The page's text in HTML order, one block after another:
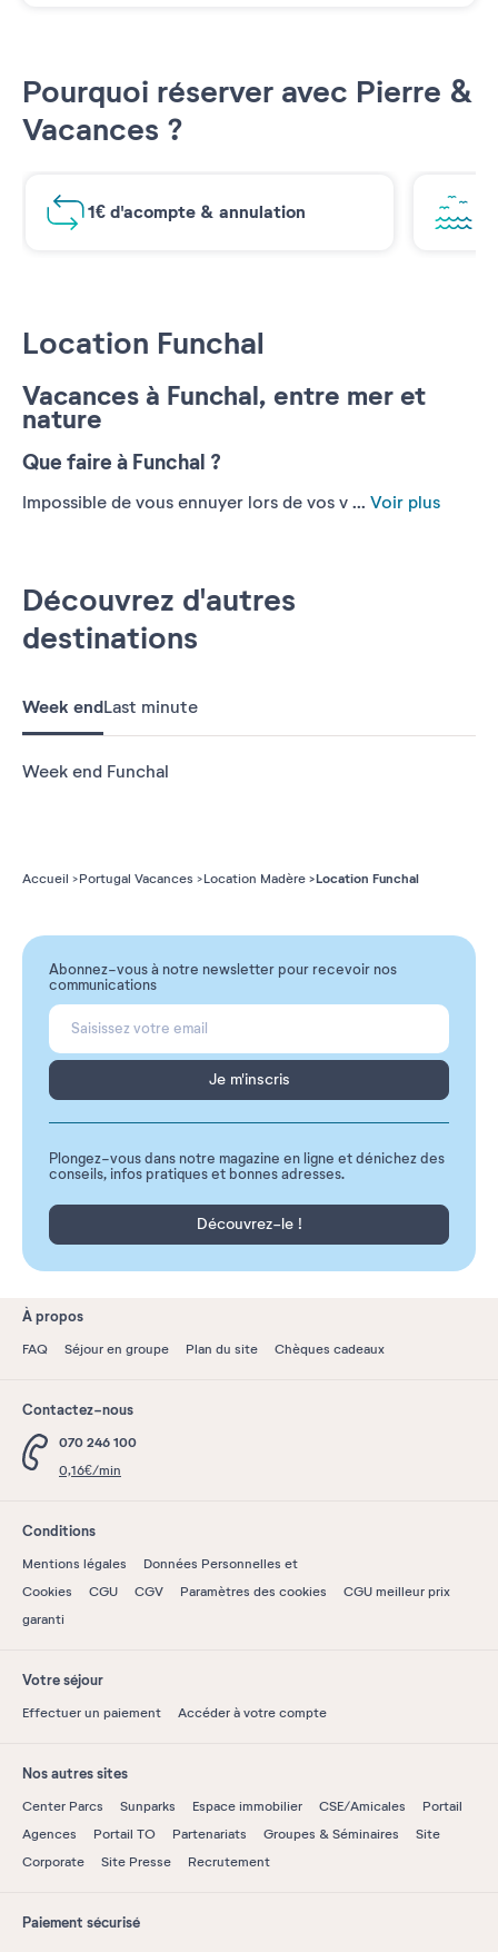
Location Funchal
Vacances à Funchal, entre mer et
nature
Que faire à Funchal ?
Impossible de vous ennuyer lors de vos v ... Voir plus
Pourquoi réserver avec Pierre &
Vacances ?
1€ d'acompte & annulation
Découvrez d'autres
destinations
Week endLast minute
Week end Funchal
Accueil Portugal Vacances Location Madère Location Funchal
Abonnez-vous à notre newsletter pour recevoir nos
communications
Je m'inscris
Plongez-vous dans notre magazine en ligne et dénichez des
conseils, infos pratiques et bonnes adresses.
Découvrez-le !
À propos
FAQ Séjour en groupe Plan du site Chèques cadeaux
Contactez-nous
070 246 100
0,16€/min
Conditions
Mentions légales
Données Personnelles et
Cookies
CGU CGV Paramètres des cookies
CGU meilleur prix
garanti
Votre séjour
Effectuer un paiement Accéder à votre compte
Nos autres sites
Center Parcs Sunparks Espace immobilier CSE/Amicales
Portail
Agences
Portail TO Partenariats Groupes & Séminaires
Site
Corporate
Site Presse Recrutement
Paiement sécurisé